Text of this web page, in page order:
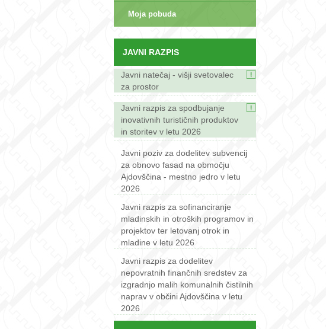
Moja pobuda
JAVNI RAZPIS
Javni natečaj - višji svetovalec
za prostor
Javni razpis za spodbujanje
inovativnih turističnih produktov
in storitev v letu 2026
Javni poziv za dodelitev subvencij
za obnovo fasad na območju
Ajdovščina - mestno jedro v letu
2026
Javni razpis za sofinanciranje
mladinskih in otroških programov in
projektov ter letovanj otrok in
mladine v letu 2026
Javni razpis za dodelitev
nepovratnih finančnih sredstev za
izgradnjo malih komunalnih čistilnih
naprav v občini Ajdovščina v letu
2026